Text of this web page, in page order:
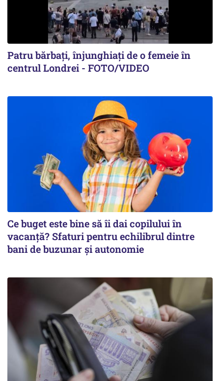
Patru bărbați, înjunghiați de o femeie în
centrul Londrei - FOTO/VIDEO
Ce buget este bine să îi dai copilului în
vacanță? Sfaturi pentru echilibrul dintre
bani de buzunar și autonomie